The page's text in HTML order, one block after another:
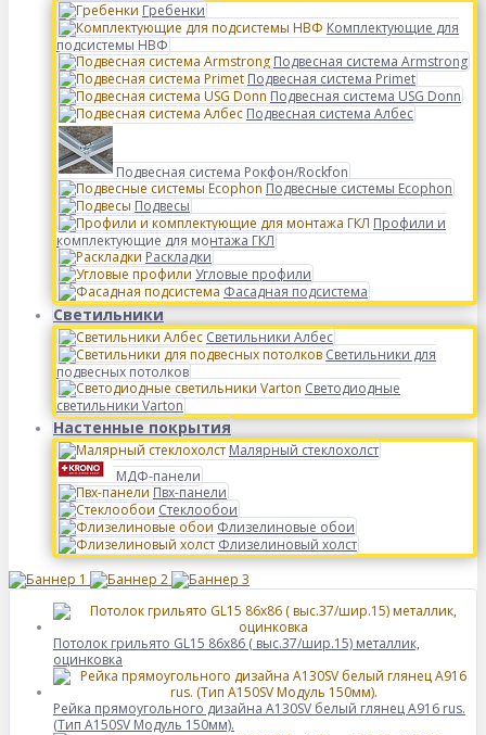
Гребенки
Комплектующие для
подсистемы НВФ
Подвесная система Armstrong
Подвесная система Primet
Подвесная система USG Donn
Подвесная система Албес
Подвесная система Рокфон/Rockfon
Подвесные системы Ecophon
Подвесы
Профили и
комплектующие для монтажа ГКЛ
Раскладки
Угловые профили
Фасадная подсистема
Светильники
Светильники Албес
Светильники для
подвесных потолков
Светодиодные
светильники Varton
Настенные покрытия
Малярный стеклохолст
МДФ-панели
Пвх-панели
Стеклообои
Флизелиновые обои
Флизелиновый холст
Потолок грильято GL15 86х86 ( выс.37/шир.15) металлик,
оцинковка
Рейка прямоугольного дизайна A130SV белый глянец A916 rus.
(Тип A150SV Модуль 150мм).